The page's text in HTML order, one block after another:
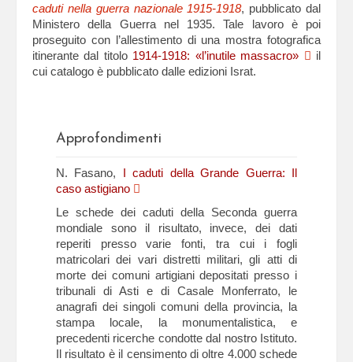
caduti nella guerra nazionale 1915-1918, pubblicato dal
Ministero della Guerra nel 1935. Tale lavoro è poi
proseguito con l’allestimento di una mostra fotografica
itinerante dal titolo 1914-1918: «l’inutile massacro»
il
cui catalogo è pubblicato dalle edizioni Israt.
Approfondimenti
N. Fasano,
I caduti della Grande Guerra: Il
caso astigiano
Le schede dei caduti della Seconda guerra
mondiale sono il risultato, invece, dei dati
reperiti presso varie fonti, tra cui i fogli
matricolari dei vari distretti militari, gli atti di
morte dei comuni artigiani depositati presso i
tribunali di Asti e di Casale Monferrato, le
anagrafi dei singoli comuni della provincia, la
stampa locale, la monumentalistica, e
precedenti ricerche condotte dal nostro Istituto.
Il risultato è il censimento di oltre 4.000 schede